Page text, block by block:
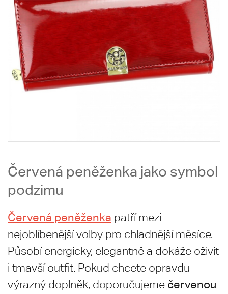
Červená peněženka jako symbol
podzimu
Červená peněženka patří mezi
nejoblíbenější volby pro chladnější měsíce.
Působí energicky, elegantně a dokáže oživit
i tmavší outfit. Pokud chcete opravdu
výrazný doplněk, doporučujeme červenou